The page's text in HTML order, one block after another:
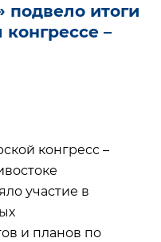
итоги
–
конгресс –
участие в
и планов по